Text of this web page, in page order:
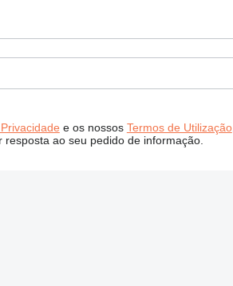
e os nossos Termos de Utilização.
ao seu pedido de informação.